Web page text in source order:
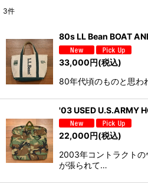
並び順:
3件
80s LL Bean BOAT
33,000円(税込)
80年代頃のものと思わ
'03 USED U.S.ARMY
22,000円(税込)
2003年コントラクトの
が張られて…